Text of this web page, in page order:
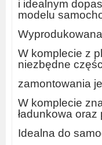
i idealnym
modelu
W komplecie z
niezbędne
zamontowania
W komplecie
ładunkowa oraz
Idealna do